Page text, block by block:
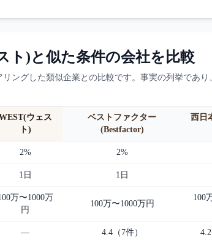
ト)と似た条件の会社を比較
ングした類似企業との比較です。事実の列挙であ
ウェス
ト)
ベストファクター
(Bestfactor)
西日
2% 2%
1日 1日
万〜1000万
円
100万〜1000万円
100
— 4.4（7件） 4.2